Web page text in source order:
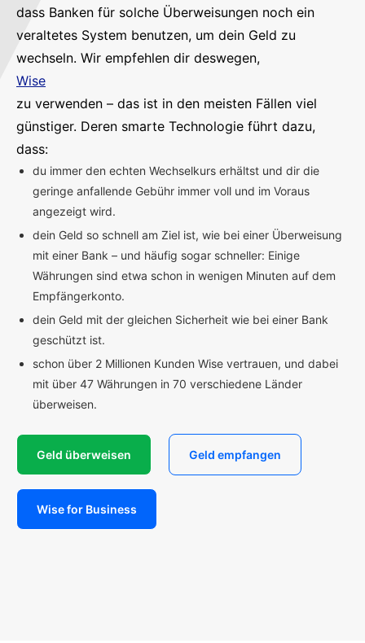
dass Banken für solche Überweisungen noch ein
veraltetes System benutzen, um dein Geld zu
wechseln. Wir empfehlen dir deswegen,
Wise
zu verwenden – das ist in den meisten Fällen viel
günstiger. Deren smarte Technologie führt dazu,
dass:
du immer den echten Wechselkurs erhältst und dir die
geringe anfallende Gebühr immer voll und im Voraus
angezeigt wird.
dein Geld so schnell am Ziel ist, wie bei einer Überweisung
mit einer Bank – und häufig sogar schneller: Einige
Währungen sind etwa schon in wenigen Minuten auf dem
Empfängerkonto.
dein Geld mit der gleichen Sicherheit wie bei einer Bank
geschützt ist.
schon über 2 Millionen Kunden Wise vertrauen, und dabei
mit über 47 Währungen in 70 verschiedene Länder
überweisen.
Geld überweisen Geld empfangen
Wise for Business